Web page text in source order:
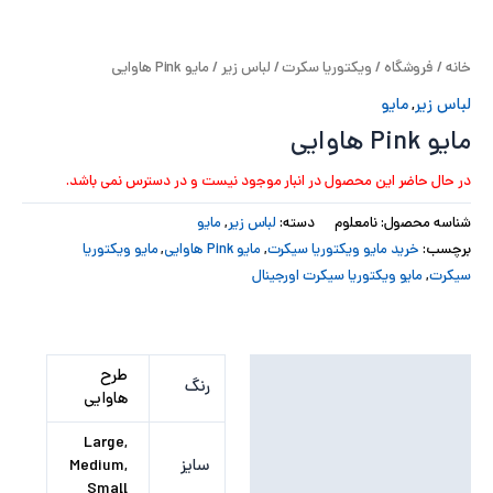
خانه/فروشگاه/ویکتوریا سکرت/لباس زیر/ مایو Pink هاوایی
لباس زیر,مایو
مایو Pink هاوایی
در حال حاضر این محصول در انبار موجود نیست و در دسترس نمی باشد.
شناسه محصول:نامعلوم دسته:لباس زیر,مایو
برچسب:خرید مایو ویکتوریا سیکرت,مایو Pink هاوایی ,مایو ویکتوریا
سیکرت,مایو ویکتوریا سیکرت اورجینال
رنگ
طرح
هاوایی
سایز
Large,
Medium,